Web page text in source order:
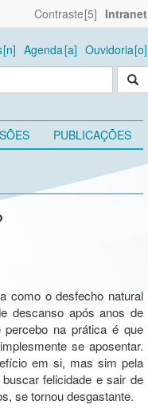
Contraste Intranet
Agenda Ouvidoria
PUBLICAÇÕES
como o desfecho natural
descanso após anos de
percebo na prática é que
se aposentar.
em si, mas sim pela
felicidade e sair de
se tornou desgastante.